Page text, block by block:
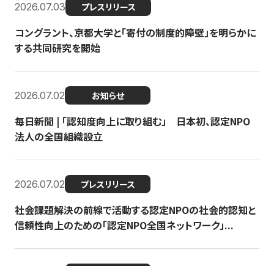
2026.07.03 プレスリリース
コングラント、京都大学と「寄付の制度的障壁」を明らかに
する共同研究を開始
2026.07.02 お知らせ
毎日新聞 | 「認知度向上に取り組む」 日本初、認定NPO
法人の全国組織設立
2026.07.02 プレスリリース
社会課題解決の前線で活動する認定NPOの社会的認知と
信頼性向上のための「認定NPO全国ネットワーク」...